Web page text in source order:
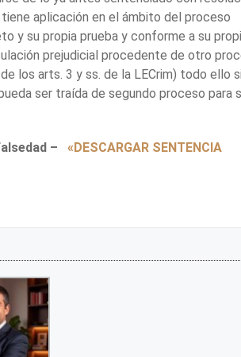
aplicación en el ámbito del proceso
y su propia prueba y conforme a su
prejudicial procedente de otro
los arts. 3 y ss. de la LECrim) todo ello
ser traída de segundo proceso para
– «DESCARGAR SENTENCIA